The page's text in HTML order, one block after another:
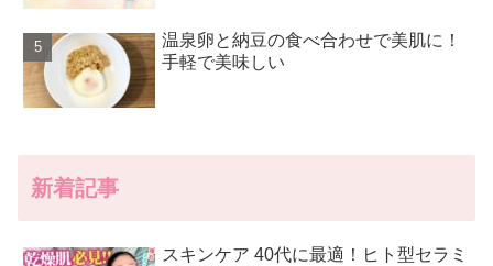
温泉卵と納豆の食べ合わせで美肌に！
手軽で美味しい
新着記事
スキンケア 40代に最適！ヒト型セラミ